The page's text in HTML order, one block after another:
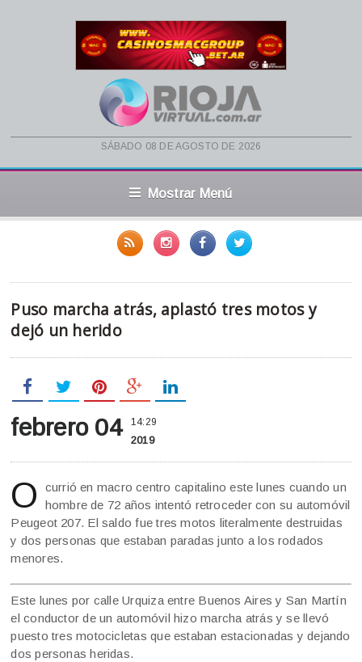
sábado 08 de agosto de 2026
Mostrar Menú
Puso marcha atrás, aplastó tres motos y
dejó un herido
febrero 04 14:29
2019
O
currió en macro centro capitalino este lunes cuando un
hombre de 72 años intentó retroceder con su automóvil
Peugeot 207. El saldo fue tres motos literalmente destruidas
y dos personas que estaban paradas junto a los rodados
menores.
Este lunes por calle Urquiza entre Buenos Aires y San Martín
el conductor de un automóvil hizo marcha atrás y se llevó
puesto tres motocicletas que estaban estacionadas y dejando
dos personas heridas.